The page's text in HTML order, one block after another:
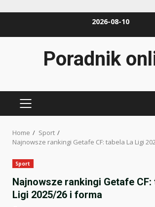
2026-08-10
Poradnik
PRIMARY
Home
Sport
Najnowsze rankingi Getafe CF: tabela La Ligi
Sport
Najnowsze rankingi Getafe CF:
Ligi 2025/26 i forma